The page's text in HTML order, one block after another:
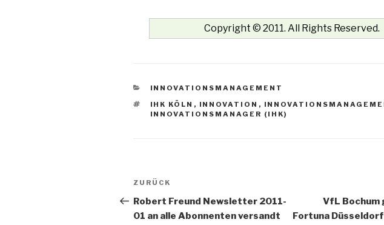
Copyright © 2011. All Rights Reserved.
KATEGORIEN
INNOVATIONSMANAGEMENT
SCHLAGWÖRTER
IHK KÖLN , INNOVATION ,
INNOVATIONSMANAGER (IHK)
Beitrags-
Navigation
Vorheriger
Beitrag
ZURÜCK
Robert Freund Newsletter 2011-
01 an alle Abonnenten versandt
VfL Bochum
Fortuna